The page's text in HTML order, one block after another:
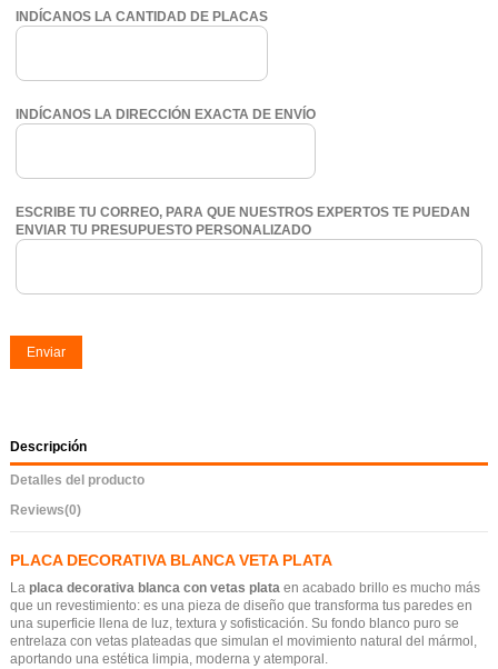
INDÍCANOS LA CANTIDAD DE PLACAS
INDÍCANOS LA DIRECCIÓN EXACTA DE ENVÍO
ESCRIBE TU CORREO, PARA QUE NUESTROS EXPERTOS TE PUEDAN
ENVIAR TU PRESUPUESTO PERSONALIZADO
Enviar
Descripción
Detalles del producto
Reviews(0)
PLACA DECORATIVA BLANCA VETA PLATA
La placa decorativa blanca con vetas plata en acabado brillo es mucho más
que un revestimiento: es una pieza de diseño que transforma tus paredes en
una superficie llena de luz, textura y sofisticación. Su fondo blanco puro se
entrelaza con vetas plateadas que simulan el movimiento natural del mármol,
aportando una estética limpia, moderna y atemporal.